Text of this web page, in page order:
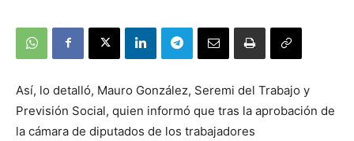
Así, lo detalló, Mauro González, Seremi del Trabajo y
Previsión Social, quien informó que tras la aprobación de
la cámara de diputados de los trabajadores